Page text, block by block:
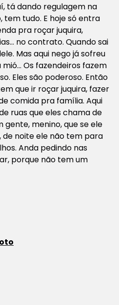
tá dando regulagem na
tudo. E hoje só entra
pra roçar juquira,
no contrato. Quando sai
Mas aqui nego já sofreu
mió… Os fazendeiros fazem
Eles são poderoso. Então
que ir roçar juquira, fazer
comida pra família. Aqui
ruas que eles chama de
menino, que se ele
de noite ele não tem para
Anda pedindo nas
porque não tem um